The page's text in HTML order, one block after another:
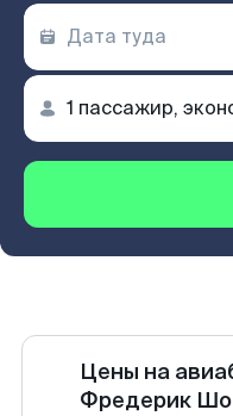
Цены на
Фредерик